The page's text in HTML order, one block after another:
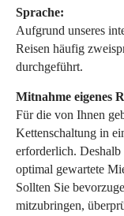
Sprache:
Aufgrund unseres
Reisen häufig
durchgeführt.
Mitnahme eigenes
Für die von Ihnen
Kettenschaltung in
erforderlich.
optimal gewartete
Sollten Sie
mitzubringen,